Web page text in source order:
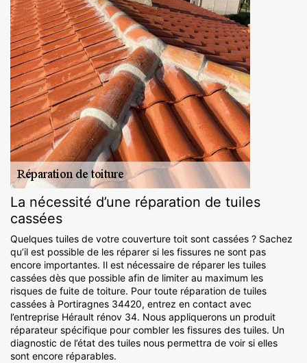
La nécessité d’une réparation de tuiles
cassées
Quelques tuiles de votre couverture toit sont cassées ? Sachez
qu’il est possible de les réparer si les fissures ne sont pas
encore importantes. Il est nécessaire de réparer les tuiles
cassées dès que possible afin de limiter au maximum les
risques de fuite de toiture. Pour toute réparation de tuiles
cassées à Portiragnes 34420, entrez en contact avec
l’entreprise Hérault rénov 34. Nous appliquerons un produit
réparateur spécifique pour combler les fissures des tuiles. Un
diagnostic de l’état des tuiles nous permettra de voir si elles
sont encore réparables.